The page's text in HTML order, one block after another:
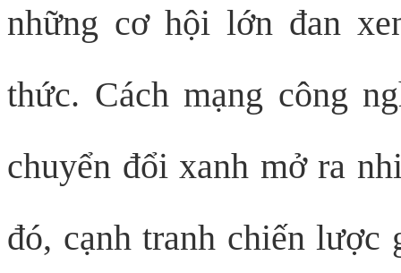
những cơ hội lớn đan
thức. Cách mạng công
chuyển đổi xanh mở ra
đó, cạnh tranh chiến